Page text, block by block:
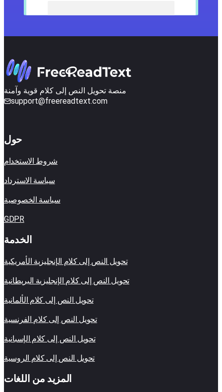
منصة تحويل النص إلى كلام قوية وآمنة
support@freereadtext.com
حول
شروط الاستخدام
سياسة الاسترداد
سياسة الخصوصية
GDPR
الخدمة
تحويل النص إلى كلام الإنجليزية الأمريكية
تحويل النص إلى كلام الإنجليزية البريطانية
تحويل النص إلى كلام الألمانية
تحويل النص إلى كلام الفرنسية
تحويل النص إلى كلام الإسبانية
تحويل النص إلى كلام الروسية
المزيد من اللغات